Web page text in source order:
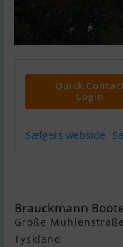
Quick
Login
Sælgers webside
Brauckmann
Große
Tyskland